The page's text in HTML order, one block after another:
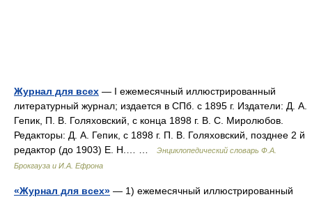
Журнал для всех — I ежемесячный иллюстрированный
литературный журнал; издается в СПб. с 1895 г. Издатели: Д. А.
Гепик, П. В. Голяховский, с конца 1898 г. В. С. Миролюбов.
Редакторы: Д. А. Гепик, с 1898 г. П. В. Голяховский, позднее 2 й
редактор (до 1903) E. H.… …
Энциклопедический словарь Ф.А.
Брокгауза и И.А. Ефрона
«Журнал для всех» — 1) ежемесячный иллюстрированный